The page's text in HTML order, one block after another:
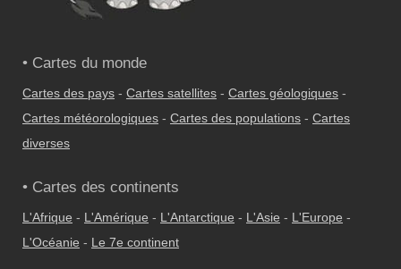
• Cartes du monde
Cartes des pays - Cartes satellites - Cartes géologiques -
Cartes météorologiques - Cartes des populations - Cartes
diverses
• Cartes des continents
L'Afrique - L'Amérique - L'Antarctique - L'Asie - L'Europe -
L'Océanie - Le 7e continent